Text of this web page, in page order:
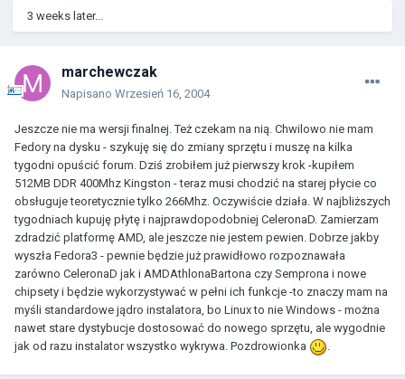
3 weeks later...
marchewczak
Napisano Wrzesień 16, 2004
Jeszcze nie ma wersji finalnej. Też czekam na nią. Chwilowo nie mam
Fedory na dysku - szykuję się do zmiany sprzętu i muszę na kilka
tygodni opuścić forum. Dziś zrobiłem już pierwszy krok -kupiłem
512MB DDR 400Mhz Kingston - teraz musi chodzić na starej płycie co
obsługuje teoretycznie tylko 266Mhz. Oczywiście działa. W najbliższych
tygodniach kupuję płytę i najprawdopodobniej CeleronaD. Zamierzam
zdradzić platformę AMD, ale jeszcze nie jestem pewien. Dobrze jakby
wyszła Fedora3 - pewnie będzie już prawidłowo rozpoznawała
zarówno CeleronaD jak i AMDAthlonaBartona czy Semprona i nowe
chipsety i będzie wykorzystywać w pełni ich funkcje -to znaczy mam na
myśli standardowe jądro instalatora, bo Linux to nie Windows - można
nawet stare dystybucje dostosować do nowego sprzętu, ale wygodnie
jak od razu instalator wszystko wykrywa. Pozdrowionka
.